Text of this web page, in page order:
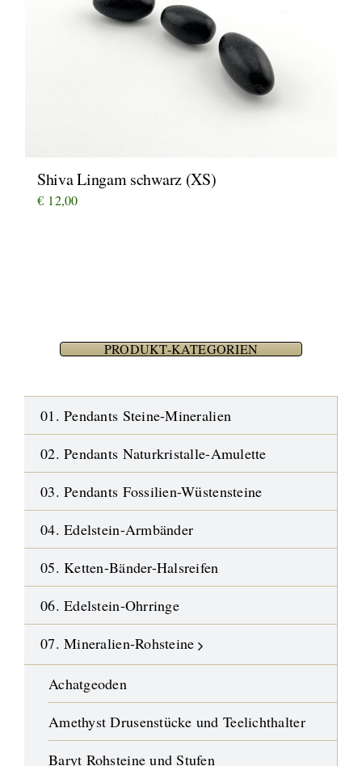
Shiva Lingam schwarz (XS)
€ 12,00
PRODUKT-KATEGORIEN
01. Pendants Steine-Mineralien
02. Pendants Naturkristalle-Amulette
03. Pendants Fossilien-Wüstensteine
04. Edelstein-Armbänder
05. Ketten-Bänder-Halsreifen
06. Edelstein-Ohrringe
07. Mineralien-Rohsteine
Achatgeoden
Amethyst Drusenstücke und Teelichthalter
Baryt Rohsteine und Stufen